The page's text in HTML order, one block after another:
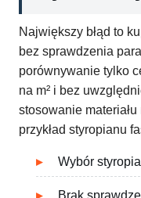
Największy błąd to
bez sprawdzenia
porównywanie tylko
na m² i bez
stosowanie
przykład styropianu
Wybór